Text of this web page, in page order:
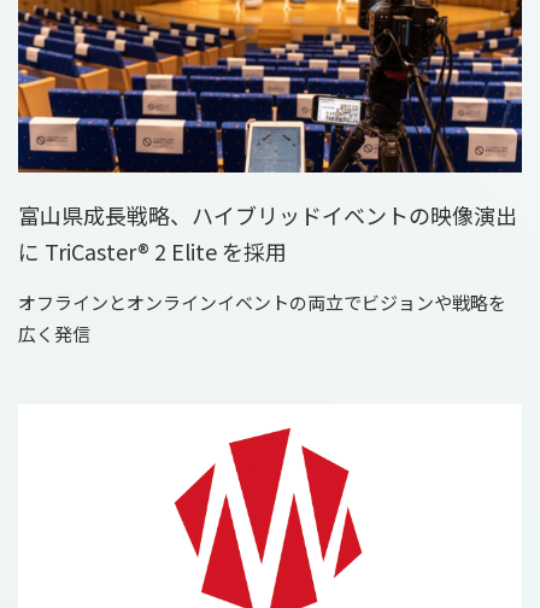
富山県成長戦略、ハイブリッドイベントの映像演出
に TriCaster® 2 Elite を採用
オフラインとオンラインイベントの両立でビジョンや戦略を
広く発信